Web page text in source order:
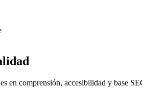
en comprensión, accesibilidad y base